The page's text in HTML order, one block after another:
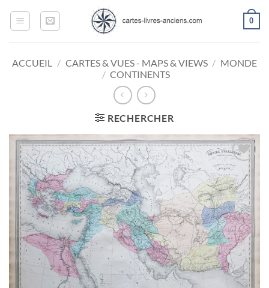
0
ACCUEIL / CARTES & VUES - MAPS & VIEWS / MONDE
/ CONTINENTS
RECHERCHER
Ajouter
à la
wishlist